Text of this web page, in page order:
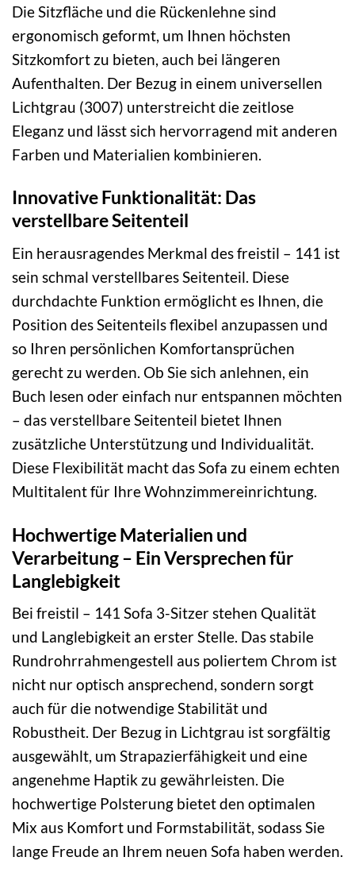
Die Sitzfläche und die Rückenlehne sind
ergonomisch geformt, um Ihnen höchsten
Sitzkomfort zu bieten, auch bei längeren
Aufenthalten. Der Bezug in einem universellen
Lichtgrau (3007) unterstreicht die zeitlose
Eleganz und lässt sich hervorragend mit anderen
Farben und Materialien kombinieren.
Innovative Funktionalität: Das
verstellbare Seitenteil
Ein herausragendes Merkmal des freistil – 141 ist
sein schmal verstellbares Seitenteil. Diese
durchdachte Funktion ermöglicht es Ihnen, die
Position des Seitenteils flexibel anzupassen und
so Ihren persönlichen Komfortansprüchen
gerecht zu werden. Ob Sie sich anlehnen, ein
Buch lesen oder einfach nur entspannen möchten
– das verstellbare Seitenteil bietet Ihnen
zusätzliche Unterstützung und Individualität.
Diese Flexibilität macht das Sofa zu einem echten
Multitalent für Ihre Wohnzimmereinrichtung.
Hochwertige Materialien und
Verarbeitung – Ein Versprechen für
Langlebigkeit
Bei freistil – 141 Sofa 3-Sitzer stehen Qualität
und Langlebigkeit an erster Stelle. Das stabile
Rundrohrrahmengestell aus poliertem Chrom ist
nicht nur optisch ansprechend, sondern sorgt
auch für die notwendige Stabilität und
Robustheit. Der Bezug in Lichtgrau ist sorgfältig
ausgewählt, um Strapazierfähigkeit und eine
angenehme Haptik zu gewährleisten. Die
hochwertige Polsterung bietet den optimalen
Mix aus Komfort und Formstabilität, sodass Sie
lange Freude an Ihrem neuen Sofa haben werden.